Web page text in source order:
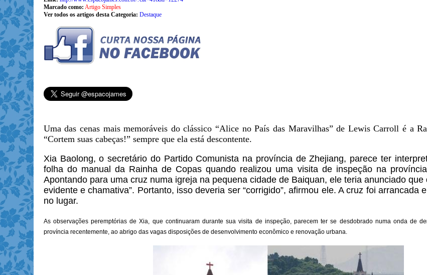
Marcado como: Artigo Simples
Ver todos os artigos desta Categoria: Destaque
Uma das cenas mais memoráveis do clássico “Alice no País das Maravilhas” de Lewis Carroll é a
“Cortem suas cabeças!” sempre que ela está descontente.
Xia Baolong, o secretário do Partido Comunista na província de Zhejiang, parece ter
folha do manual da Rainha de Copas quando realizou uma visita de inspeção na
Apontando para uma cruz numa igreja na pequena cidade de Baiquan, ele teria anunciado que
evidente e chamativa”. Portanto, isso deveria ser “corrigido”, afirmou ele. A cruz foi arrancada
no lugar.
As observações peremptórias de Xia, que continuaram durante sua visita de inspeção, parecem ter se desdobrado numa onda de
província recentemente, ao abrigo das vagas disposições de desenvolvimento econômico e renovação urbana.